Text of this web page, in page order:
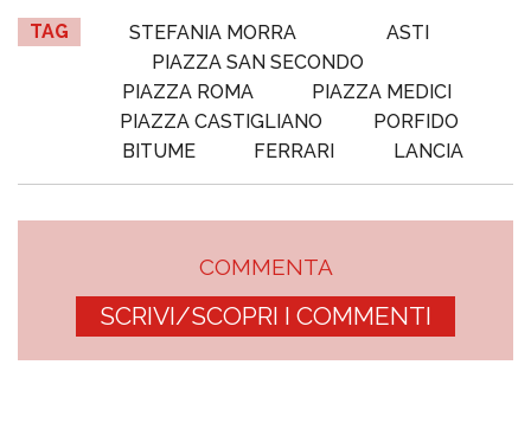
TAG STEFANIA MORRA
ASTI
PIAZZA SAN SECONDO
PIAZZA ROMA
PIAZZA MEDICI
PIAZZA CASTIGLIANO
PORFIDO
BITUME
FERRARI LANCIA
COMMENTA
SCRIVI/SCOPRI I COMMENTI